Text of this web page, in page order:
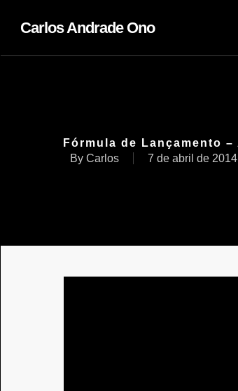
Carlos Andrade Ono
Fórmula de Lançamento
By Carlos 7 de abril de 2014